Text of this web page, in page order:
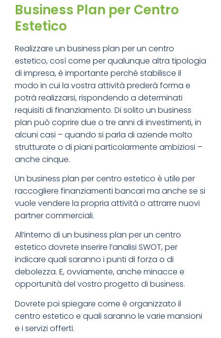
Business Plan per Centro
Estetico
Realizzare un business plan per un centro
estetico, così come per qualunque altra tipologia
di impresa, è importante perché stabilisce il
modo in cui la vostra attività prederà forma e
potrà realizzarsi, rispondendo a determinati
requisiti di finanziamento. Di solito un business
plan può coprire due o tre anni di investimenti, in
alcuni casi – quando si parla di aziende molto
strutturate o di piani particolarmente ambiziosi –
anche cinque.
Un business plan per centro estetico è utile per
raccogliere finanziamenti bancari ma anche se si
vuole vendere la propria attività o attrarre nuovi
partner commerciali.
All’interno di un business plan per un centro
estetico dovrete inserire l’analisi SWOT, per
indicare quali saranno i punti di forza o di
debolezza. E, ovviamente, anche minacce e
opportunità del vostro progetto di business.
Dovrete poi spiegare come è organizzato il
centro estetico e quali saranno le varie mansioni
e i servizi offerti.